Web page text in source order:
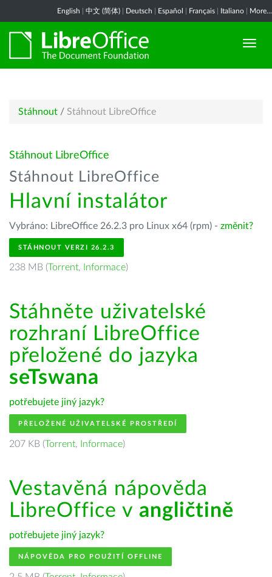
English 中文 (简体) Deutsch Español Français Italiano More...
Stáhnout / Stáhnout LibreOffice
Stáhnout LibreOffice
Stáhnout LibreOffice
Hlavní instalátor
Vybráno: LibreOffice 26.2.3 pro Linux x64 (rpm) - změnit?
STÁHNOUT VERZI 26.2.3
238 MB (Torrent, Informace)
Stáhněte uživatelské
rozhraní LibreOffice
přeložené do jazyka
seTswana
potřebujete jiný jazyk?
PŘELOŽENÉ UŽIVATELSKÉ PROSTŘEDÍ
207 KB (Torrent, Informace)
Vestavěná nápověda
LibreOffice v angličtině
potřebujete jiný jazyk?
NÁPOVĚDA PRO POUŽITÍ OFFLINE